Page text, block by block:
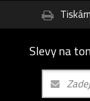
Slevy na